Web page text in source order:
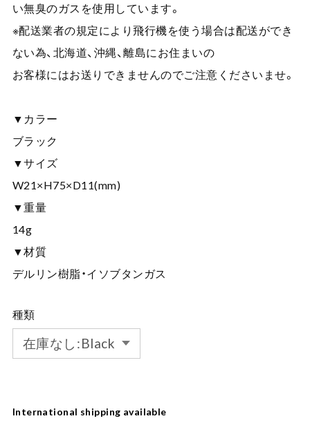
い無臭のガスを使用しています。
※配送業者の規定により飛行機を使う場合は配送ができ
ない為、北海道、沖縄、離島にお住まいの
お客様にはお送りできませんのでご注意くださいませ。
▼カラー
ブラック
▼サイズ
W21×H75×D11(mm)
▼重量
14g
▼材質
デルリン樹脂・イソブタンガス
種類
International shipping available